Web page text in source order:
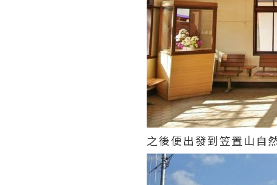
之後便出發到笠置山自